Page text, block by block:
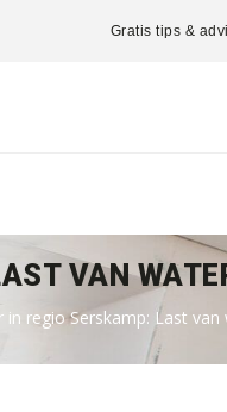
Gratis tips &
VAN
in regio Serskamp: Last van